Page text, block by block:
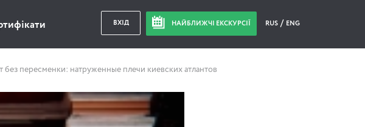
ВХІД НАЙБЛИЖЧІ ЕКСКУРСІЇ RUS ENG
без пересменки: натруженные плечи киевских атлантов